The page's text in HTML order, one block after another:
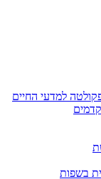
למדעי החיים